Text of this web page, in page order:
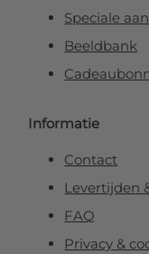
Speciale
Beeldbank
Informatie
Contact
Levertijden
FAQ
Privacy &